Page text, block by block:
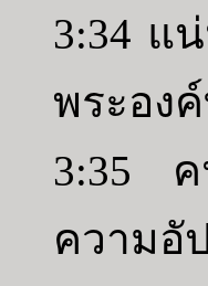
3:34 แ
พระอง
3:35 ค
ความอั